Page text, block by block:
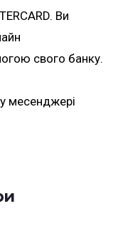
Ви
свого банку.
месенджері